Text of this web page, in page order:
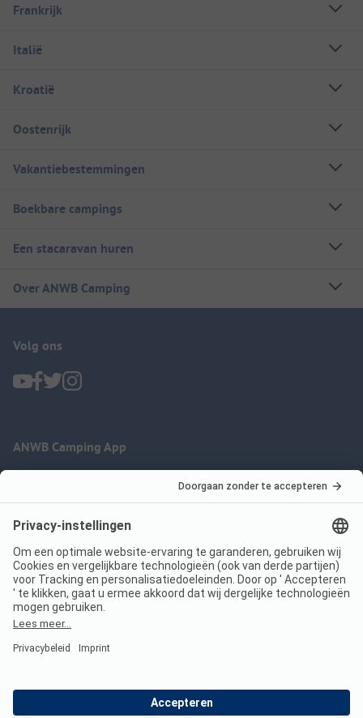
Frankrijk
Italië
Kroatië
Oostenrijk
Vakantiebestemmingen
Boekbare campings
Een stacaravan huren
Over ANWB Camping
Volg ons
ANWB Camping App
Imprint
Jouw privacy
Voorwaarden
Wet digitale diensten